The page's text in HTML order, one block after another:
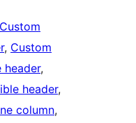
Custom
, Custom
header
header
column